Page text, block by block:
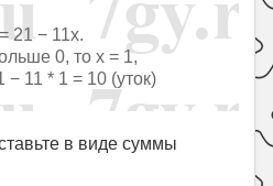
21 − 11х.
0, то х = 1,
11 * 1 = 10 (уток)
в виде суммы